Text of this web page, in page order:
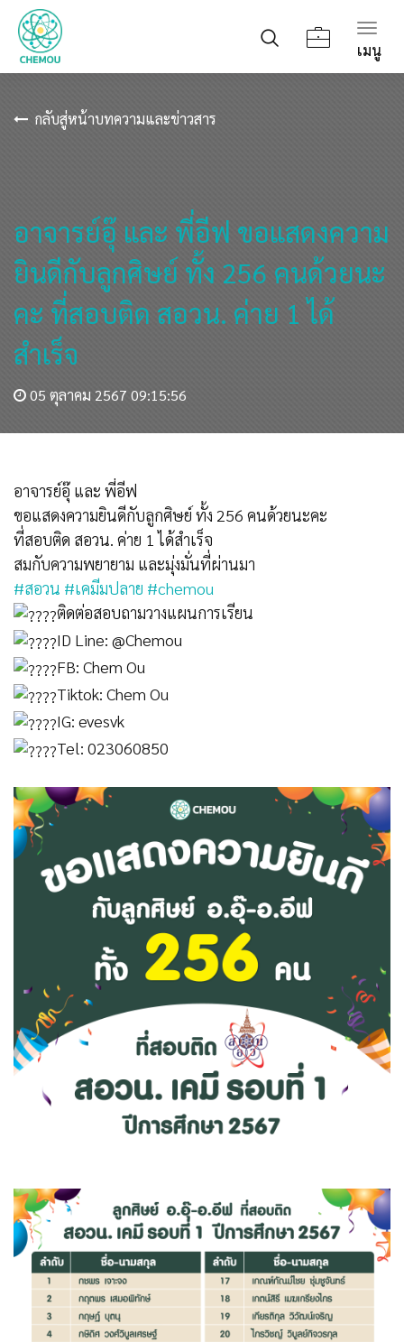
เมนู
กลับสู่หน้าบทความและข่าวสาร
อาจารย์อุ๊ และ พี่อีฟ ขอแสดงความ
ยินดีกับลูกศิษย์ ทั้ง 256 คนด้วยนะ
คะ ที่สอบติด สอวน. ค่าย 1 ได้
สำเร็จ
05 ตุลาคม 2567 09:15:56
อาจารย์อุ๊ และ พี่อีฟ
ขอแสดงความยินดีกับลูกศิษย์ ทั้ง 256 คนด้วยนะคะ
ที่สอบติด สอวน. ค่าย 1 ได้สำเร็จ
สมกับความพยายาม และมุ่งมั่นที่ผ่านมา
#สอวน #เคมีมปลาย #chemou
ติดต่อสอบถามวางแผนการเรียน
ID Line: @Chemou
FB: Chem Ou
Tiktok: Chem Ou
IG: evesvk
Tel: 023060850